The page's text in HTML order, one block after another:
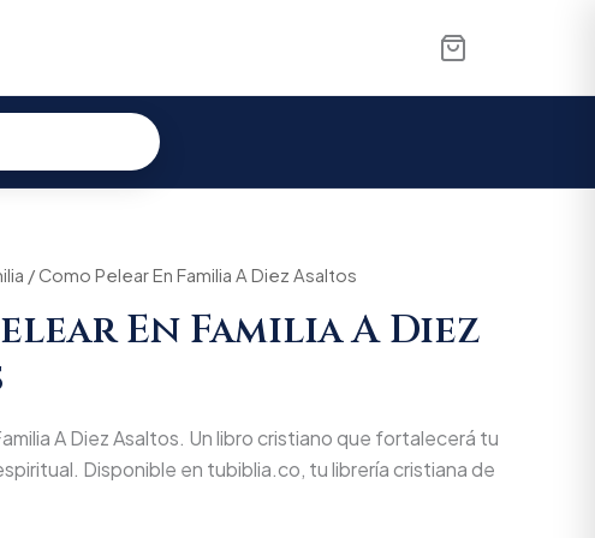
/ Como Pelear En Familia A Diez Asaltos
En Familia A Diez
A Diez Asaltos. Un libro cristiano que fortalecerá tu
Disponible en tubiblia.co, tu librería cristiana de
Current
price
$26.125.